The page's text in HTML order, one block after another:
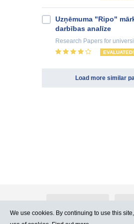
Uzņēmuma "Ripo"
darbības analīze
Research Papers for
EVALUATED!
Load more similar
We use cookies. By continuing to use this